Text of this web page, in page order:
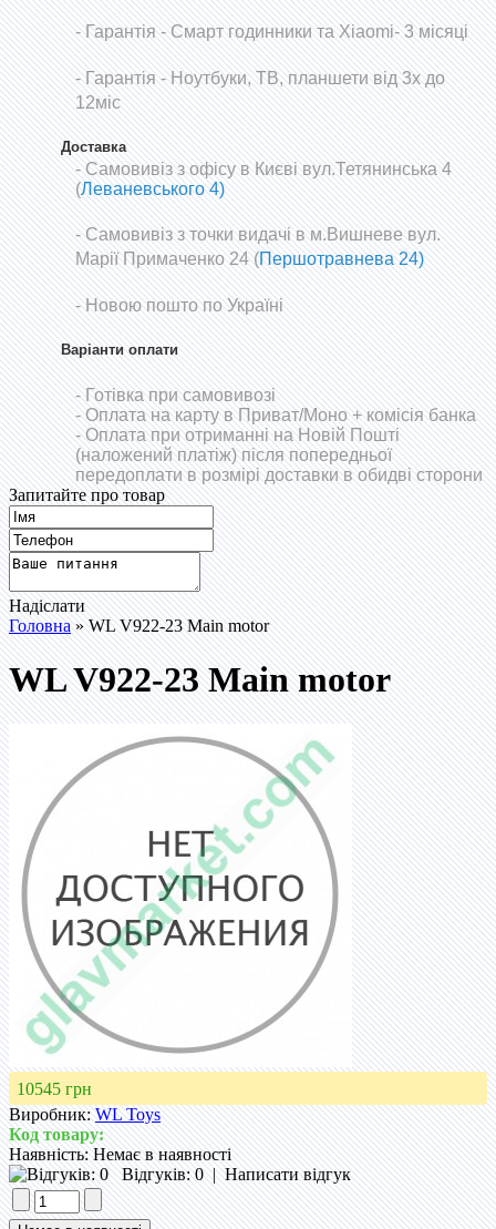
-Гарантія - Смарт годинники та Xiaomi- 3 місяці
- Гарантія - Ноутбуки, ТВ, планшети від 3х до
12міс
Доставка
- Самовивіз з офісу в Києві вул.Тетянинська 4
(Леваневського 4)
- Самовивіз з точки видачі в м.Вишневе вул.
Марії Примаченко 24 (Першотравнева 24)
- Новою пошто по Україні
Варіанти оплати
- Готівка при самовивозі
- Оплата на карту в Приват/Моно+ комісія банка
- Оплата при отриманні на Новій Пошті
(наложений платіж) після попередньої
передоплати в розмірі доставки в обидві сторони
Запитайте про товар
Надіслати
Головна» WL V922-23 Main motor
WL V922-23 Main motor
10545 грн
Виробник: WL Toys
Код товару:
Наявність:Немає в наявності
Відгуків: 0|Написати відгук